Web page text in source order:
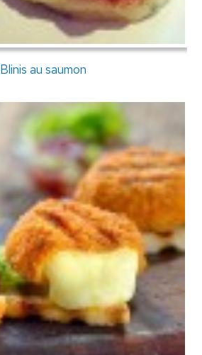
Blinis au saumon